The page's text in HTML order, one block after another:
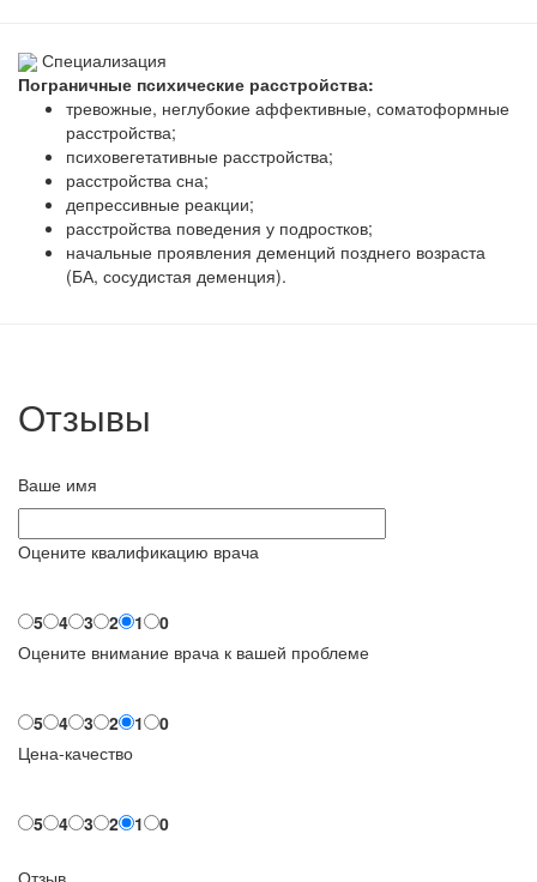
Специализация
Пограничные психические расстройства:
тревожные, неглубокие аффективные, соматоформные
расстройства;
психовегетативные расстройства;
расстройства сна;
депрессивные реакции;
расстройства поведения у подростков;
начальные проявления деменций позднего возраста
(БА, сосудистая деменция).
Отзывы
Ваше имя
Оцените квалификацию врача
5 4 3 2 1
0
Оцените внимание врача к вашей проблеме
5 4 3 2 1
0
Цена-качество
5 4 3 2 1 0
Отзыв